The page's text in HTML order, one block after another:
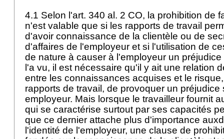
4.1 Selon l'art. 340 al. 2 CO, la prohibition de
n'est valable que si les rapports de travail
d'avoir connaissance de la clientèle ou de
d'affaires de l'employeur et si l'utilisation de
de nature à causer à l'employeur un
l'a vu, il est nécessaire qu'il y ait une relation
entre les connaissances acquises et le
rapports de travail, de provoquer un
employeur. Mais lorsque le travailleur fournit
qui se caractérise surtout par ses capacités
que ce dernier attache plus d'importance
l'identité de l'employeur, une clause de